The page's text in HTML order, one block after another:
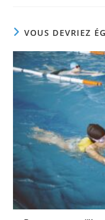
VOUS DEVRIEZ